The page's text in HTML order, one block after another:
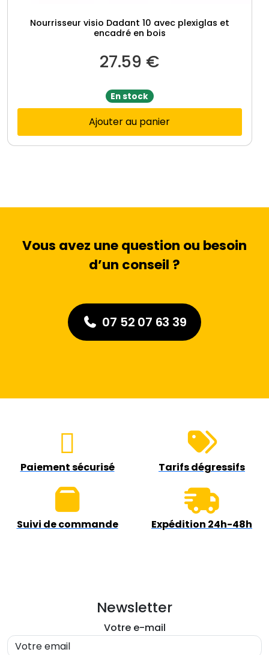
Nourrisseur visio Dadant 10 avec plexiglas et
encadré en bois
27.59 €
En stock
Ajouter au panier
Vous avez une question ou besoin
d’un conseil ?
07 52 07 63 39
Paiement sécurisé Tarifs dégressifs
Suivi de commande Expédition 24h-48h
Newsletter
Votre e-mail